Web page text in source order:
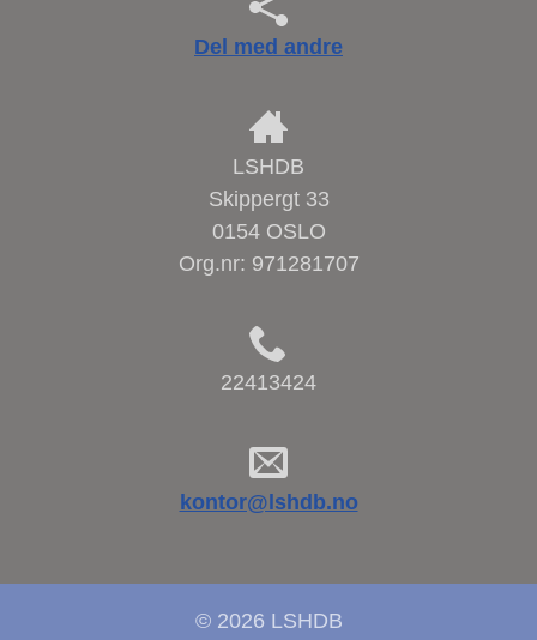
Del med andre
LSHDB
Skippergt 33
0154 OSLO
Org.nr: 971281707
22413424
kontor@lshdb.no
© 2026 LSHDB